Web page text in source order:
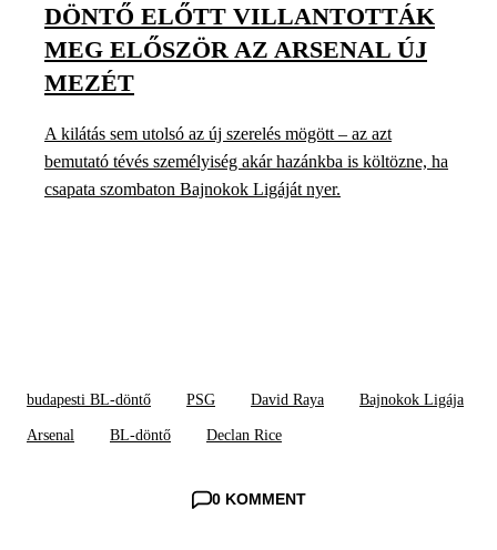
DÖNTŐ ELŐTT VILLANTOTTÁK
MEG ELŐSZÖR AZ ARSENAL ÚJ
MEZÉT
A kilátás sem utolsó az új szerelés mögött – az azt
bemutató tévés személyiség akár hazánkba is költözne, ha
csapata szombaton Bajnokok Ligáját nyer.
budapesti BL-döntő PSG David Raya Bajnokok Ligája
Arsenal BL-döntő Declan Rice
0 KOMMENT